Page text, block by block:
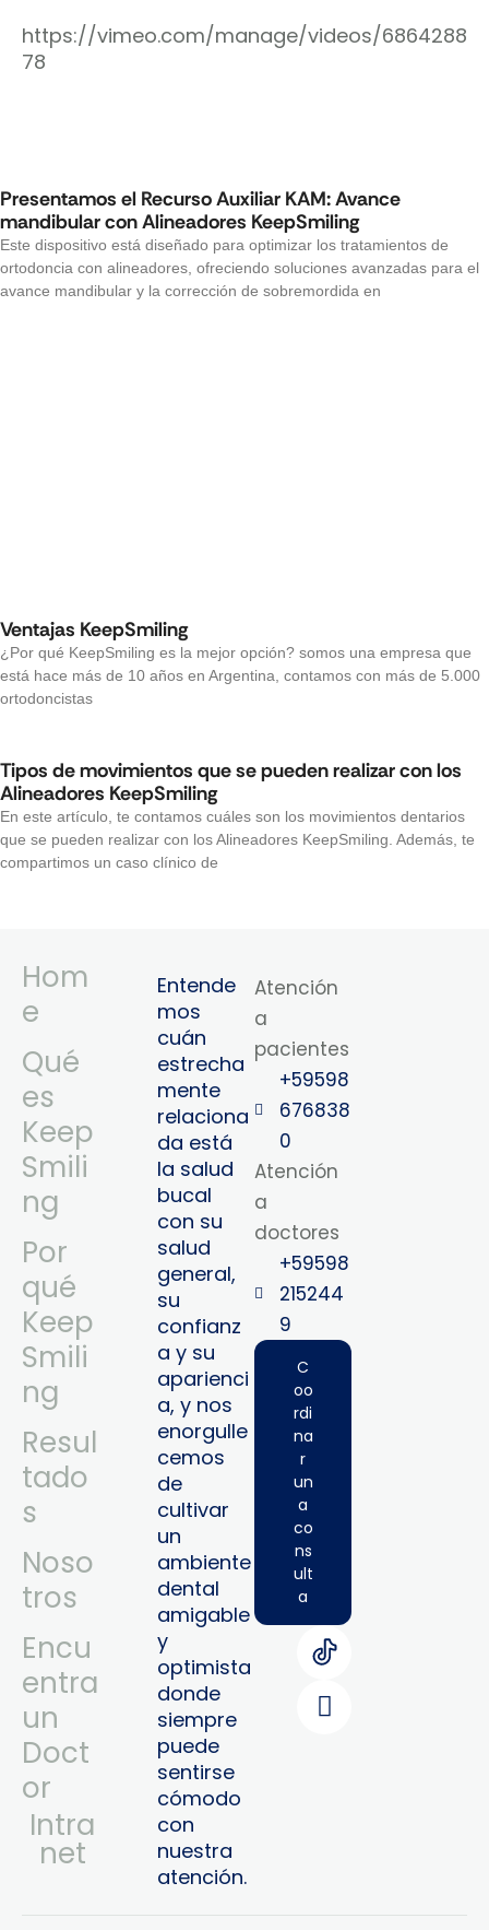
https://vimeo.com/manage/videos/6864288
78
Presentamos el Recurso Auxiliar KAM: Avance
mandibular con Alineadores KeepSmiling
Este dispositivo está diseñado para optimizar los tratamientos de
ortodoncia con alineadores, ofreciendo soluciones avanzadas para el
avance mandibular y la corrección de sobremordida en
Ventajas KeepSmiling
¿Por qué KeepSmiling es la mejor opción? somos una empresa que
está hace más de 10 años en Argentina, contamos con más de 5.000
ortodoncistas
Tipos de movimientos que se pueden realizar con los
Alineadores KeepSmiling
En este artículo, te contamos cuáles son los movimientos dentarios
que se pueden realizar con los Alineadores KeepSmiling. Además, te
compartimos un caso clínico de
Hom
e
Qué
es
Keep
Smili
ng
Por
qué
Keep
Smili
ng
Resul
tado
s
Noso
tros
Encu
entra
un
Doct
or
Intra
Net
Entende
mos
cuán
estrecha
mente
relaciona
da está
la salud
bucal
con su
salud
general,
su
confianz
a y su
aparienci
a, y nos
enorgulle
cemos
de
cultivar
un
ambiente
dental
amigable
y
optimista
donde
siempre
puede
sentirse
cómodo
con
nuestra
atención.
Atención
a
pacientes
+59598
676838
0
Atención
a
doctores
+59598
215244
9‬
C
oo
rdi
na
r
un
a
co
ns
ult
a